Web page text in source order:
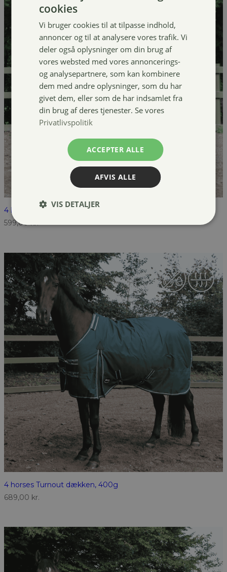
4 horses Turnout dækken, 300g
599,00kr.
4 horses Turnout dækken, 400g
689,00 kr.
cookies
Vi bruger cookies til at tilpasse indhold,
annoncer og til at analysere vores trafik. Vi
deler også oplysninger om din brug af
vores websted med vores annoncerings-
og analysepartnere, som kan kombinere
dem med andre oplysninger, som du har
givet dem, eller som de har indsamlet fra
din brug af deres tjenester. Se vores
Privatlivspolitik
ACCEPTER ALLE
AFVIS ALLE
VIS DETALJER